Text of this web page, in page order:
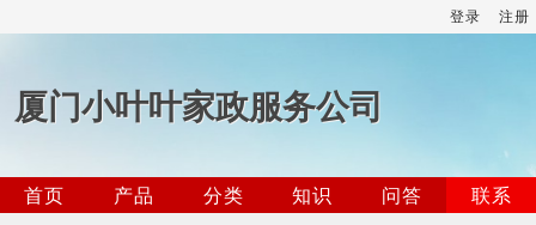
登录 注册
厦门小叶叶家政服务公司
首页 产品 分类 知识 问答
联系